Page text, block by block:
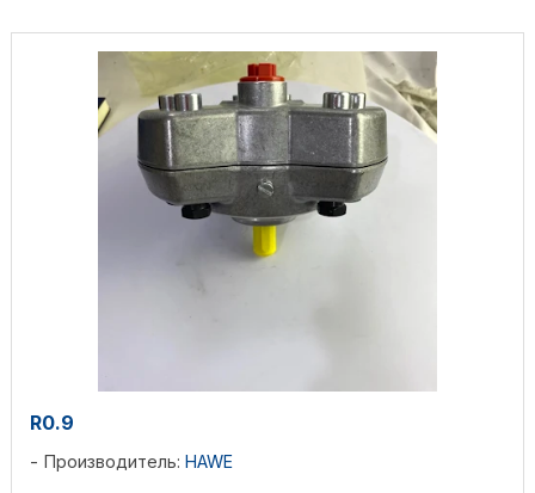
R0.9
Производитель: HAWE